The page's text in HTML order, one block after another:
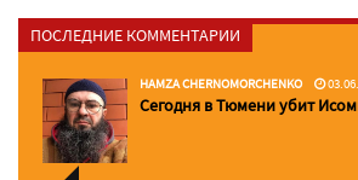
ПОСЛЕДНИЕ КОММЕНТАРИИ
HAMZA CHERNOMORCHENKO
Сегодня в Тюмени убит